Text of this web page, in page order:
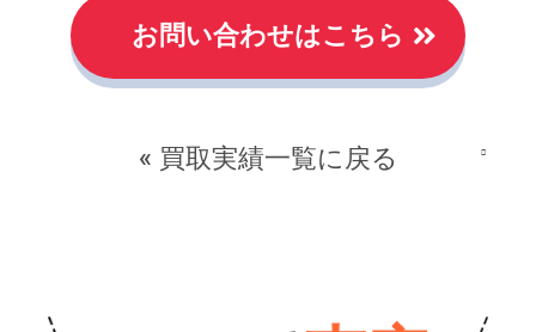
お問い合わせはこちら
« 買取実績一覧に戻る